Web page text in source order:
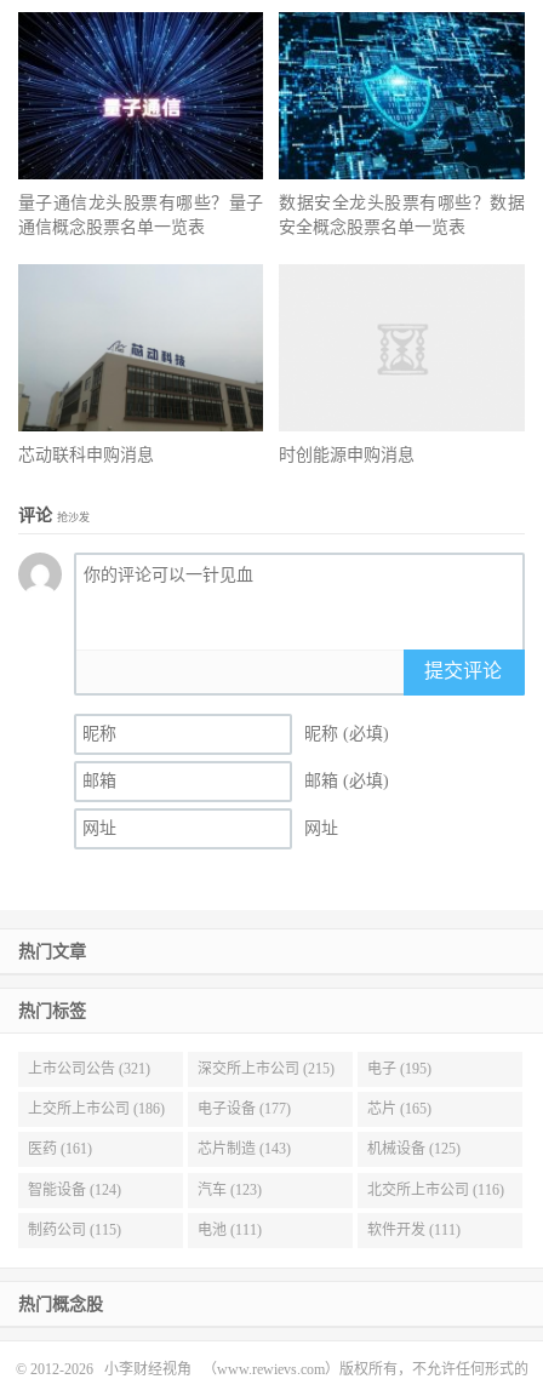
量子通信龙头股票有哪些？量子
通信概念股票名单一览表
数据安全龙头股票有哪些？数据
安全概念股票名单一览表
芯动联科申购消息 时创能源申购消息
评论 抢沙发
提交评论
昵称 (必填)
邮箱 (必填)
网址
热门文章
热门标签
上市公司公告 (321) 深交所上市公司 (215) 电子 (195)
上交所上市公司 (186) 电子设备 (177) 芯片 (165)
医药 (161) 芯片制造 (143) 机械设备 (125)
智能设备 (124) 汽车 (123) 北交所上市公司 (116)
制药公司 (115) 电池 (111) 软件开发 (111)
热门概念股
© 2012-2026 小李财经视角 （www.rewievs.com）版权所有，不允许任何形式的